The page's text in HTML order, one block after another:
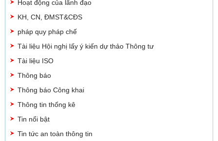
Hoạt động của lãnh đạo
KH, CN, ĐMST&CĐS
pháp quy pháp chế
Tài liệu Hội nghị lấy ý kiến dự thảo Thông tư
Tài liệu ISO
Thông báo
Thông báo Công khai
Thông tin thống kê
Tin nổi bật
Tin tức an toàn thông tin